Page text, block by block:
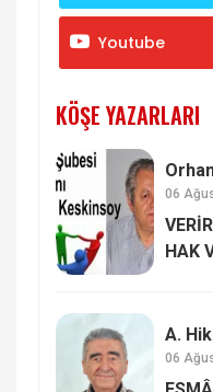
Youtube
KÖŞE YAZARLARI
06
HAK
A.
06